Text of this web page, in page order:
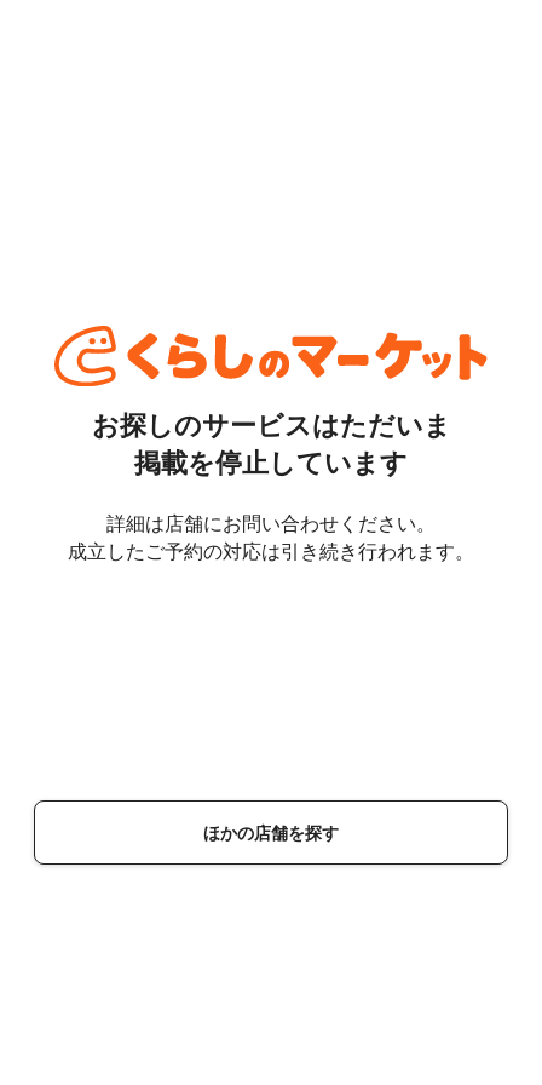
お探しのサービスはただいま
掲載を停止しています
詳細は店舗にお問い合わせください。
成立したご予約の対応は引き続き行われます。
ほかの店舗を探す